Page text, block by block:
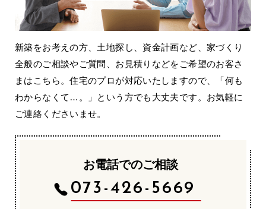
新築をお考えの方、土地探し、資金計画など、家づくり
全般のご相談やご質問、お見積りなどをご希望のお客さ
まはこちら。住宅のプロが対応いたしますので、「何も
わからなくて…。」という方でも大丈夫です。お気軽に
ご連絡くださいませ。
お電話でのご相談
073-426-5669